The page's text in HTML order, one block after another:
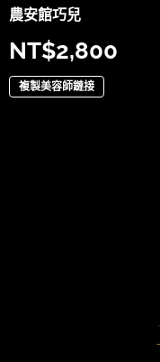
農安館巧兒
NT$2,800
複製美容師鏈接